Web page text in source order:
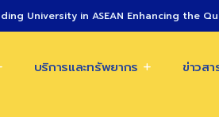
University in ASEAN Enhancing the
บริการและทรัพยากร ข่าวสา